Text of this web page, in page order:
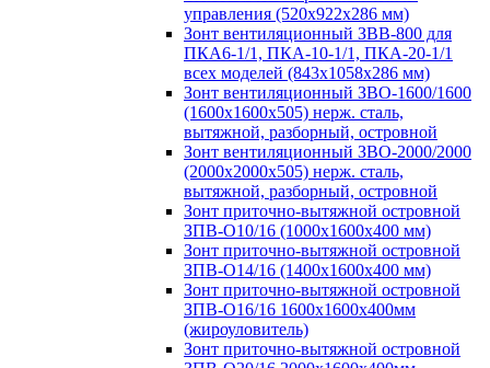
управления (520х922х286 мм)
Зонт вентиляционный ЗВВ-800 для
ПКА6-1/1, ПКА-10-1/1, ПКА-20-1/1
всех моделей (843х1058х286 мм)
Зонт вентиляционный ЗВО-1600/1600
(1600х1600х505) нерж. сталь,
вытяжной, разборный, островной
Зонт вентиляционный ЗВО-2000/2000
(2000х2000х505) нерж. сталь,
вытяжной, разборный, островной
Зонт приточно-вытяжной островной
ЗПВ-О10/16 (1000х1600х400 мм)
Зонт приточно-вытяжной островной
ЗПВ-О14/16 (1400х1600х400 мм)
Зонт приточно-вытяжной островной
ЗПВ-О16/16 1600х1600х400мм
(жироуловитель)
Зонт приточно-вытяжной островной